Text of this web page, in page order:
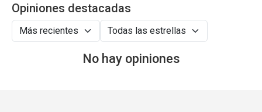
Opiniones destacadas
No hay opiniones